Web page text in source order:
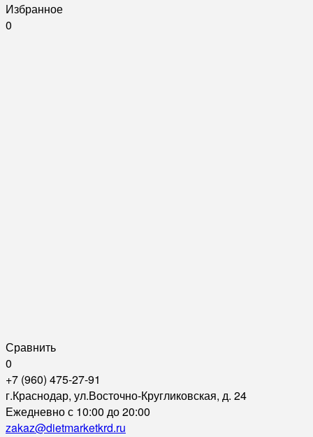
Избранное
0
Сравнить
0
+7 (960) 475-27-91
г.Краснодар, ул.Восточно-Кругликовская, д. 24
Ежедневно с 10:00 до 20:00
zakaz@dietmarketkrd.ru